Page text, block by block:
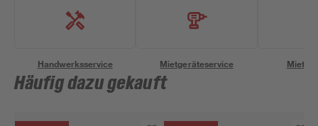
Handwerksservice Mietgeräteservice
Häufig dazu gekauft